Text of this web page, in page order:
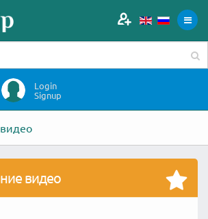
Login
Signup
видео